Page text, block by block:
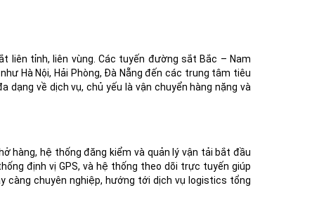
liên tỉnh, liên vùng. Các tuyến đường sắt Bắc – Nam
Hà Nội, Hải Phòng, Đà Nẵng đến các trung tâm tiêu
dạng về dịch vụ, chủ yếu là vận chuyển hàng nặng và
hàng, hệ thống đăng kiểm và quản lý vận tải bắt đầu
định vị GPS, và hệ thống theo dõi trực tuyến giúp
càng chuyên nghiệp, hướng tới dịch vụ logistics tổng